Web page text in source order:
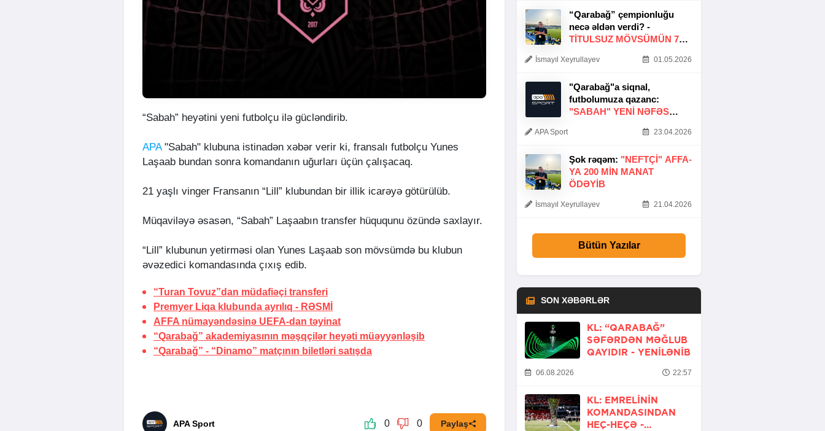
“Sabah” heyətini yeni futbolçu ilə gücləndirib.
APA"Sabah" klubuna istinadən xəbər verir ki, fransalı futbolçu Yunes
Laşaab bundan sonra komandanın uğurları üçün çalışacaq.
21 yaşlı vinger Fransanın “Lill” klubundan bir illik icarəyə götürülüb.
Müqaviləyə əsasən, “Sabah” Laşaabın transfer hüququnu özündə saxlayır.
“Lill” klubunun yetirməsi olan Yunes Laşaab son mövsümdə bu klubun
əvəzedici komandasında çıxış edib.
“Turan Tovuz”dan müdafiəçi transferi
Premyer Liqa klubunda ayrılıq - RƏSMİ
AFFA nümayəndəsinə UEFA-dan təyinat
“Qarabağ” akademiyasının məşqçilər heyəti müəyyənləşib
“Qarabağ” - “Dinamo” matçının biletləri satışda
APA Sport 0 0 Paylaş
“Qarabağ” çempionluğu
necə əldən verdi? -
TITULSUZ MÖVSÜMÜN 7
İsmayıl Xeyrullayev 01.05.2026
"Qarabağ"a siqnal,
futbolumuza qazanc:
"SABAH" YENI NƏFƏS
APA Sport 23.04.2026
Şok rəqəm: "NEFTÇI" AFFA-
YA 200 MIN MANAT
ÖDƏYIB
İsmayıl Xeyrullayev 21.04.2026
Bütün Yazılar
SON XƏBƏRLƏR
KL: “QARABAĞ”
SƏFƏRDƏN MƏĞLUB
QAYIDIR - YENİLƏNİB
06.08.2026 22:57
KL: EMRELININ
KOMANDASINDAN
HEÇ-HEÇƏ -